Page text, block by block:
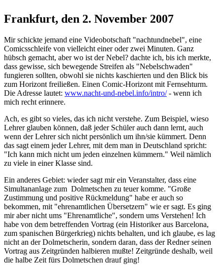
Frankfurt, den 2. November 2007
Mir schickte jemand eine Videobotschaft "nachtundnebel", eine
Comicsschleife von vielleicht einer oder zwei Minuten. Ganz
hübsch gemacht, aber wo ist der Nebel? dachte ich, bis ich merkte,
dass gewisse, sich bewegende Streifen als "Nebelschwaden"
fungieren sollten, obwohl sie nichts kaschierten und den Blick bis
zum Horizont freiließen. Einen Comic-Horizont mit Fernsehturm.
Die Adresse lautet: www.nacht-und-nebel.info/intro/- wenn ich
mich recht erinnere.
Ach, es gibt so vieles, das ich nicht verstehe. Zum Beispiel, wieso
Lehrer glauben können, daß jeder Schüler auch dann lernt, auch
wenn der Lehrer sich nicht persönlich um ihn/sie kümmert. Denn
das sagt einem jeder Lehrer, mit dem man in Deutschland spricht:
"Ich kann mich nicht um jeden einzelnen kümmern." Weil nämlich
zu viele in einer Klasse sind.
Ein anderes Gebiet: wieder sagt mir ein Veranstalter, dass eine
Simultananlage zum Dolmetschen zu teuer komme. "Große
Zustimmung und positive Rückmeldung" habe er auch so
bekommen, mit "ehrenamtlichen Übersetzern" wie er sagt. Es ging
mir aber nicht ums "Ehrenamtliche", sondern ums Verstehen! Ich
habe von dem betreffenden Vortrag (ein Historiker aus Barcelona,
zum spanischen Bürgerkrieg) nichts behalten, und ich glaube, es lag
nicht an der Dolmetscherin, sondern daran, dass der Redner seinen
Vortrag aus Zeitgründen halbieren mußte! Zeitgründe deshalb, weil
die halbe Zeit fürs Dolmetschen drauf ging!